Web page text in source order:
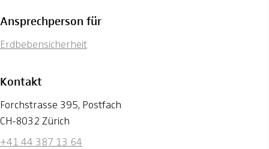
Ansprechperson für
Erdbebensicherheit
Kontakt
Forchstrasse 395, Postfach
CH-8032 Zürich
+41 44 387 13 64